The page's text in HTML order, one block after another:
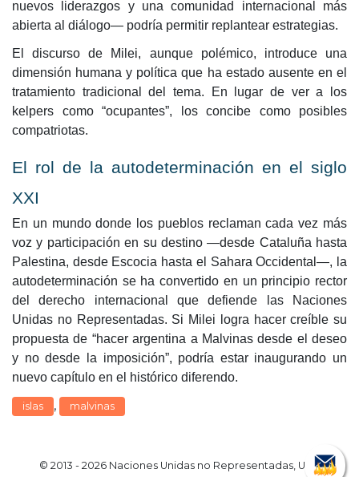
nuevos liderazgos y una comunidad internacional más
abierta al diálogo— podría permitir replantear estrategias.
El discurso de Milei, aunque polémico, introduce una
dimensión humana y política que ha estado ausente en el
tratamiento tradicional del tema. En lugar de ver a los
kelpers como “ocupantes”, los concibe como posibles
compatriotas.
El rol de la autodeterminación en el siglo
XXI
En un mundo donde los pueblos reclaman cada vez más
voz y participación en su destino —desde Cataluña hasta
Palestina, desde Escocia hasta el Sahara Occidental—, la
autodeterminación se ha convertido en un principio rector
del derecho internacional que defiende las Naciones
Unidas no Representadas. Si Milei logra hacer creíble su
propuesta de “hacer argentina a Malvinas desde el deseo
y no desde la imposición”, podría estar inaugurando un
nuevo capítulo en el histórico diferendo.
islas , malvinas
© 2013 - 2026 Naciones Unidas no Representadas, UUN